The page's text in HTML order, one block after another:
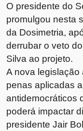
O presidente do
promulgou nesta
da Dosimetria,
derrubar o veto
Silva ao projeto.
A nova legislação
penas aplicadas
antidemocráticos
poderá impactar
presidente Jair